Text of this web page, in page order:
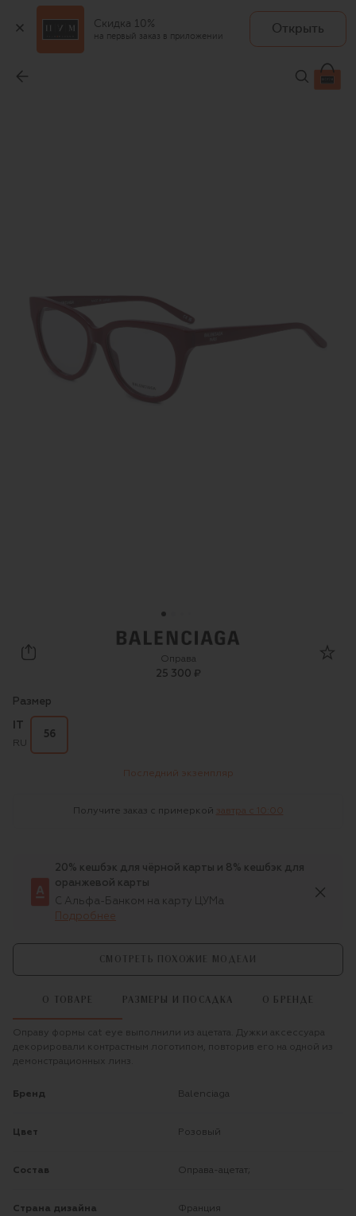
Скидка 10%
на первый заказ в приложении
Открыть
Balenciaga
Оправа
25 300 ₽
Размер
RU
56
Последний экземпляр
Получите заказ с примеркой завтра c 10:00
20% кешбэк для чёрной карты и 8% кешбэк для
оранжевой карты
С Альфа-Банком на карту ЦУМа
Подробнее
СМОТРЕТЬ ПОХОЖИЕ МОДЕЛИ
О ТОВАРЕ РАЗМЕРЫ И ПОСАДКА О БРЕНДЕ
Оправу формы cat eye выполнили из ацетата. Дужки аксессуара
декорировали контрастным логотипом, повторив его на одной из
демонстрационных линз.
Бренд Balenciaga
Цвет Розовый
Состав Оправа-ацетат;
Страна дизайна Франция